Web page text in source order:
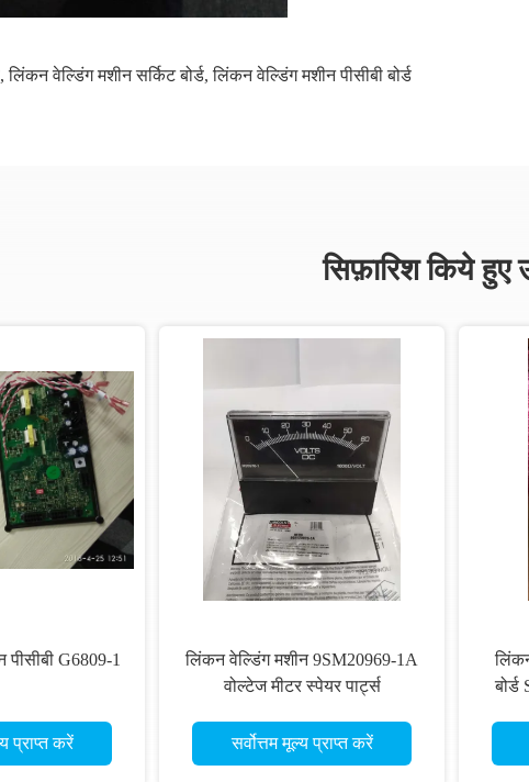
, लिंकन वेल्डिंग मशीन सर्किट बोर्ड, लिंकन वेल्डिंग मशीन पीसीबी बोर्ड
सिफ़ारिश किये हुए
G6809-1
प्राप्त करें
लिंकन वेल्डिंग मशीन 9SM20969-1A
वोल्टेज मीटर स्पेयर पार्ट्स
सर्वोत्तम मूल्य प्राप्त करें